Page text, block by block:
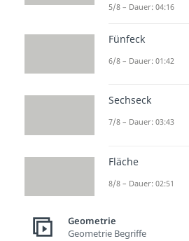
Tetraeder
Fragen
Jetzt neu:
Wissen
5/8 – Dauer: 04:16
Fünfeck
6/8 – Dauer: 01:42
Sechseck
7/8 – Dauer: 03:43
Fläche
8/8 – Dauer: 02:51
Geometrie
Geometrie Begriffe